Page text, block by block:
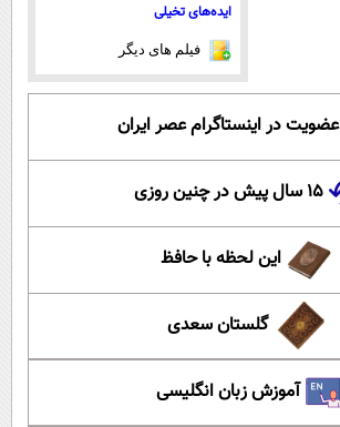
ایده‌های تخیلی
فیلم های دیگر
عضویت در اینستاگرام عصر ایران
۱۵ سال پیش در چنین روزی
این لحظه با حافظ
گلستان سعدی
آموزش زبان انگلیسی